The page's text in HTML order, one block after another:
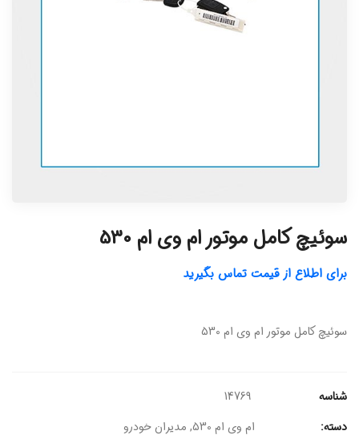
سوئیچ کامل موتور ام وی ام 530
برای اطلاع از قیمت تماس بگیرید
سوئیچ کامل موتور ام وی ام 530
شناسه
14769
دسته:
ام وی ام 530 , مدیران خودرو